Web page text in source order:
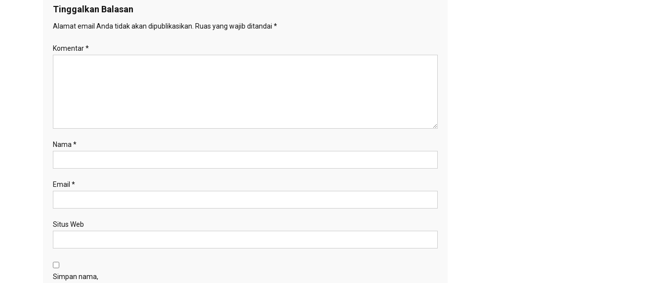
Tinggalkan Balasan
Alamat email Anda tidak akan dipublikasikan. Ruas yang wajib ditandai *
Komentar*
Nama *
Email *
Situs Web
Simpan nama,